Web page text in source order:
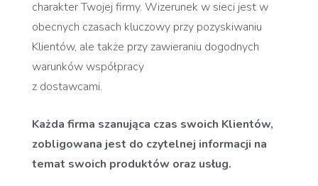
charakter Twojej firmy. Wizerunek w sieci jest w
obecnych czasach kluczowy przy pozyskiwaniu
Klientów, ale także przy zawieraniu dogodnych
warunków współpracy
z dostawcami.
Każda firma szanująca czas swoich Klientów,
zobligowana jest do czytelnej informacji na
temat swoich produktów oraz usług.